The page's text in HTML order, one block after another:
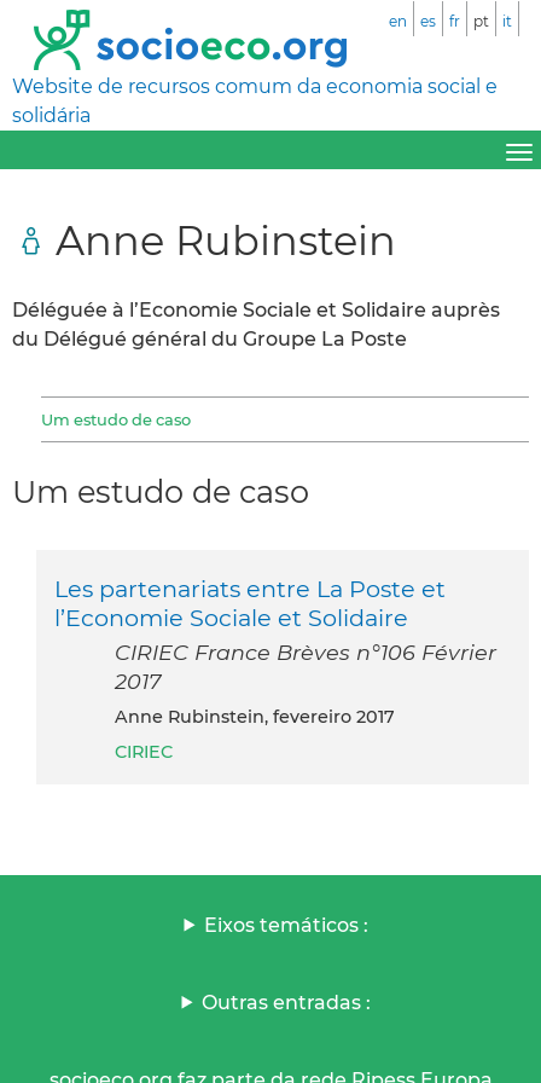
Website de recursos comum da economia social e
solidária
en es fr pt it
Anne Rubinstein
Déléguée à l’Economie Sociale et Solidaire auprès
du Délégué général du Groupe La Poste
Um estudo de caso
Um estudo de caso
Les partenariats entre La Poste et
l’Economie Sociale et Solidaire
CIRIEC France Brèves n°106 Février
2017
Anne Rubinstein, fevereiro 2017
CIRIEC
Eixos temáticos :
Outras entradas :